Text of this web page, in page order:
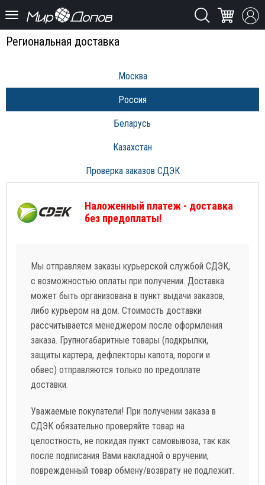
Региональная доставка
Москва
Россия
Беларусь
Казахстан
Проверка заказов СДЭК
Наложенный платеж - доставка
без предоплаты!
Мы отправляем заказы курьерской службой СДЭК,
с возможностью оплаты при получении. Доставка
может быть организована в пункт выдачи заказов,
либо курьером на дом. Стоимость доставки
рассчитывается менеджером после оформления
заказа. Групногабаритные товары (подкрылки,
защиты картера, дефлекторы капота, пороги и
обвес) отправляются только по предоплате
доставки.
Уважаемые покупатели! При получении заказа в
СДЭК обязательно проверяйте товар на
целостность, не покидая пункт самовывоза, так как
после подписания Вами накладной о вручении,
поврежденный товар обмену/возврату не подлежит.